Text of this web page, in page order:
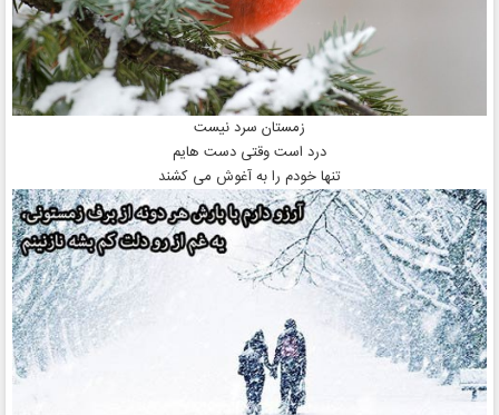
زمستان سرد نیست
درد است وقتی دست هایم
تنها خودم را به آغوش می کشند